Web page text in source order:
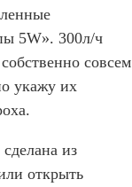
5W». 300л/ч
совсем
укажу их
из
открыть